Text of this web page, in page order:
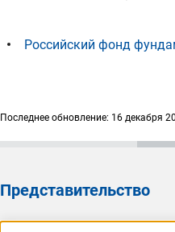
Российский фонд
Последнее обновление: 16 декабря
Представительство
Представительство DFG в